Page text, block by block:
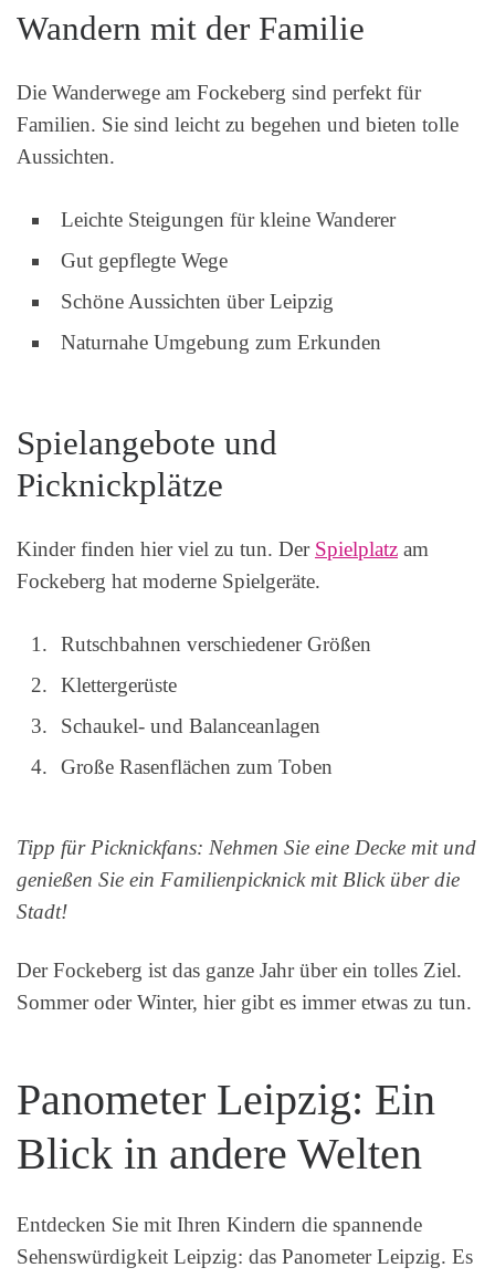
Wandern mit der Familie
Die Wanderwege am Fockeberg sind perfekt für
Familien. Sie sind leicht zu begehen und bieten tolle
Aussichten.
Leichte Steigungen für kleine Wanderer
Gut gepflegte Wege
Schöne Aussichten über Leipzig
Naturnahe Umgebung zum Erkunden
Spielangebote und
Picknickplätze
Kinder finden hier viel zu tun. Der Spielplatz am
Fockeberg hat moderne Spielgeräte.
Rutschbahnen verschiedener Größen
Klettergerüste
Schaukel- und Balanceanlagen
Große Rasenflächen zum Toben
Tipp für Picknickfans: Nehmen Sie eine Decke mit und
genießen Sie ein Familienpicknick mit Blick über die
Stadt!
Der Fockeberg ist das ganze Jahr über ein tolles Ziel.
Sommer oder Winter, hier gibt es immer etwas zu tun.
Panometer Leipzig: Ein
Blick in andere Welten
Entdecken Sie mit Ihren Kindern die spannende
Sehenswürdigkeit Leipzig: das Panometer Leipzig. Es